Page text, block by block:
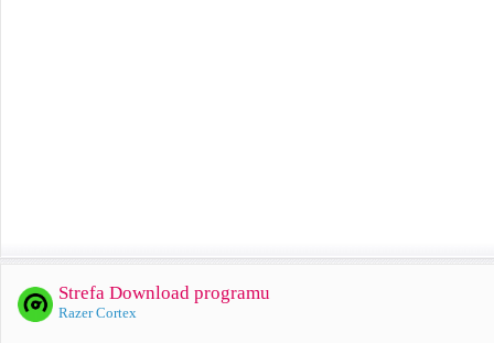
Strefa Download programu
Razer Cortex